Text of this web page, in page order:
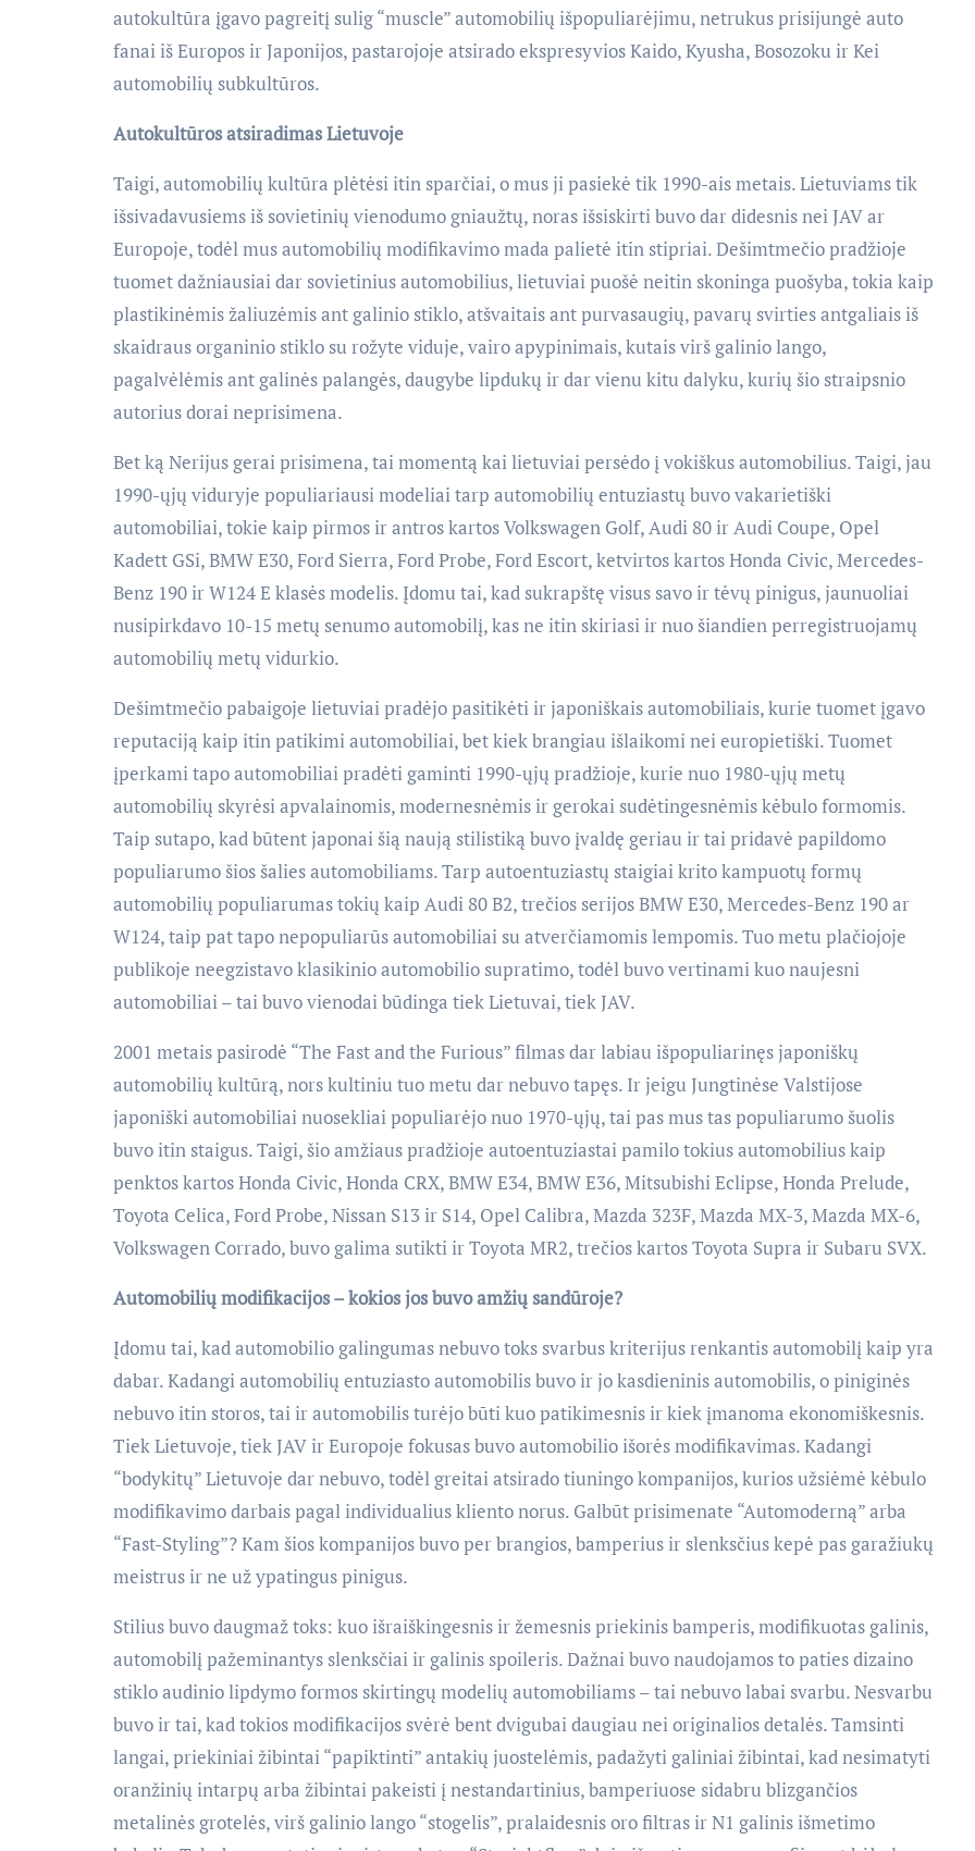
autokultūra įgavo pagreitį sulig “muscle” automobilių išpopuliarėjimu, netrukus prisijungė auto
fanai iš Europos ir Japonijos, pastarojoje atsirado ekspresyvios Kaido, Kyusha, Bosozoku ir Kei
automobilių subkultūros.
Autokultūros atsiradimas Lietuvoje
Taigi, automobilių kultūra plėtėsi itin sparčiai, o mus ji pasiekė tik 1990-ais metais. Lietuviams tik
išsivadavusiems iš sovietinių vienodumo gniaužtų, noras išsiskirti buvo dar didesnis nei JAV ar
Europoje, todėl mus automobilių modifikavimo mada palietė itin stipriai. Dešimtmečio pradžioje
tuomet dažniausiai dar sovietinius automobilius, lietuviai puošė neitin skoninga puošyba, tokia kaip
plastikinėmis žaliuzėmis ant galinio stiklo, atšvaitais ant purvasaugių, pavarų svirties antgaliais iš
skaidraus organinio stiklo su rožyte viduje, vairo apypinimais, kutais virš galinio lango,
pagalvėlėmis ant galinės palangės, daugybe lipdukų ir dar vienu kitu dalyku, kurių šio straipsnio
autorius dorai neprisimena.
Bet ką Nerijus gerai prisimena, tai momentą kai lietuviai persėdo į vokiškus automobilius. Taigi, jau
1990-ųjų viduryje populiariausi modeliai tarp automobilių entuziastų buvo vakarietiški
automobiliai, tokie kaip pirmos ir antros kartos Volkswagen Golf, Audi 80 ir Audi Coupe, Opel
Kadett GSi, BMW E30, Ford Sierra, Ford Probe, Ford Escort, ketvirtos kartos Honda Civic, Mercedes-
Benz 190 ir W124 E klasės modelis. Įdomu tai, kad sukrapštę visus savo ir tėvų pinigus, jaunuoliai
nusipirkdavo 10-15 metų senumo automobilį, kas ne itin skiriasi ir nuo šiandien perregistruojamų
automobilių metų vidurkio.
Dešimtmečio pabaigoje lietuviai pradėjo pasitikėti ir japoniškais automobiliais, kurie tuomet įgavo
reputaciją kaip itin patikimi automobiliai, bet kiek brangiau išlaikomi nei europietiški. Tuomet
įperkami tapo automobiliai pradėti gaminti 1990-ųjų pradžioje, kurie nuo 1980-ųjų metų
automobilių skyrėsi apvalainomis, modernesnėmis ir gerokai sudėtingesnėmis kėbulo formomis.
Taip sutapo, kad būtent japonai šią naują stilistiką buvo įvaldę geriau ir tai pridavė papildomo
populiarumo šios šalies automobiliams. Tarp autoentuziastų staigiai krito kampuotų formų
automobilių populiarumas tokių kaip Audi 80 B2, trečios serijos BMW E30, Mercedes-Benz 190 ar
W124, taip pat tapo nepopuliarūs automobiliai su atverčiamomis lempomis. Tuo metu plačiojoje
publikoje neegzistavo klasikinio automobilio supratimo, todėl buvo vertinami kuo naujesni
automobiliai – tai buvo vienodai būdinga tiek Lietuvai, tiek JAV.
2001 metais pasirodė “The Fast and the Furious” filmas dar labiau išpopuliarinęs japoniškų
automobilių kultūrą, nors kultiniu tuo metu dar nebuvo tapęs. Ir jeigu Jungtinėse Valstijose
japoniški automobiliai nuosekliai populiarėjo nuo 1970-ųjų, tai pas mus tas populiarumo šuolis
buvo itin staigus. Taigi, šio amžiaus pradžioje autoentuziastai pamilo tokius automobilius kaip
penktos kartos Honda Civic, Honda CRX, BMW E34, BMW E36, Mitsubishi Eclipse, Honda Prelude,
Toyota Celica, Ford Probe, Nissan S13 ir S14, Opel Calibra, Mazda 323F, Mazda MX-3, Mazda MX-6,
Volkswagen Corrado, buvo galima sutikti ir Toyota MR2, trečios kartos Toyota Supra ir Subaru SVX.
Automobilių modifikacijos – kokios jos buvo amžių sandūroje?
Įdomu tai, kad automobilio galingumas nebuvo toks svarbus kriterijus renkantis automobilį kaip yra
dabar. Kadangi automobilių entuziasto automobilis buvo ir jo kasdieninis automobilis, o piniginės
nebuvo itin storos, tai ir automobilis turėjo būti kuo patikimesnis ir kiek įmanoma ekonomiškesnis.
Tiek Lietuvoje, tiek JAV ir Europoje fokusas buvo automobilio išorės modifikavimas. Kadangi
“bodykitų” Lietuvoje dar nebuvo, todėl greitai atsirado tiuningo kompanijos, kurios užsiėmė kėbulo
modifikavimo darbais pagal individualius kliento norus. Galbūt prisimenate “Automoderną” arba
“Fast-Styling”? Kam šios kompanijos buvo per brangios, bamperius ir slenksčius kepė pas garažiukų
meistrus ir ne už ypatingus pinigus.
Stilius buvo daugmaž toks: kuo išraiškingesnis ir žemesnis priekinis bamperis, modifikuotas galinis,
automobilį pažeminantys slenksčiai ir galinis spoileris. Dažnai buvo naudojamos to paties dizaino
stiklo audinio lipdymo formos skirtingų modelių automobiliams – tai nebuvo labai svarbu. Nesvarbu
buvo ir tai, kad tokios modifikacijos svėrė bent dvigubai daugiau nei originalios detalės. Tamsinti
langai, priekiniai žibintai “papiktinti” antakių juostelėmis, padažyti galiniai žibintai, kad nesimatyti
oranžinių intarpų arba žibintai pakeisti į nestandartinius, bamperiuose sidabru blizgančios
metalinės grotelės, virš galinio lango “stogelis”, pralaidesnis oro filtras ir N1 galinis išmetimo